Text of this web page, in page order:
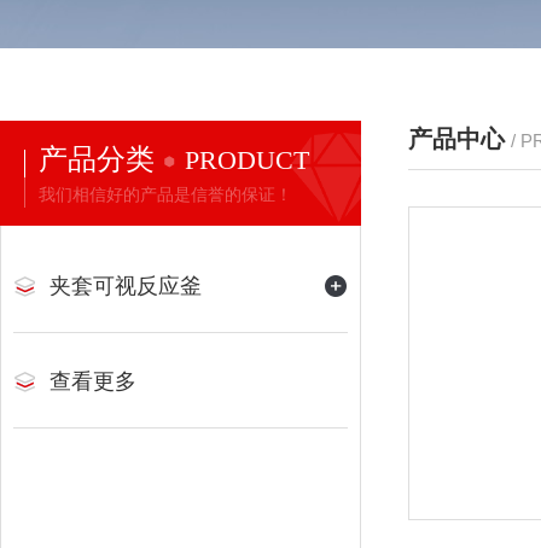
产品分类 PRODUCT
我们相信好的产品是信誉的保证！
夹套可视反应釜
查看更多
产品中心 /